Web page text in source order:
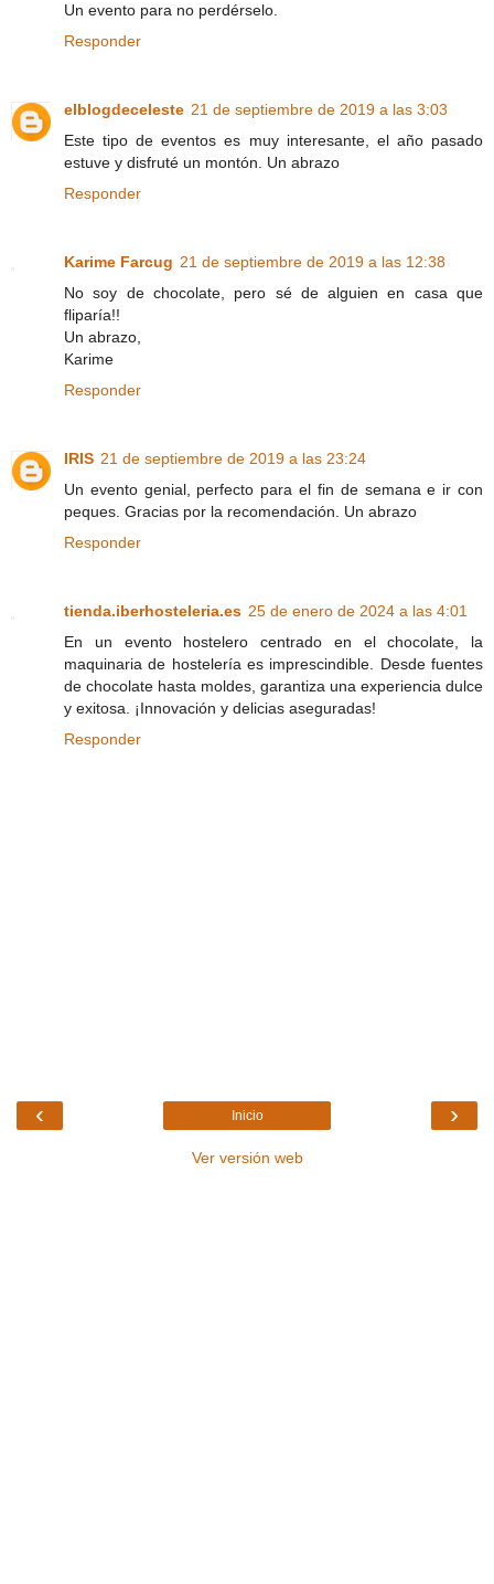
Un evento para no perdérselo.
Responder
elblogdeceleste 21 de septiembre de 2019 a las 3:03
Este tipo de eventos es muy interesante, el año pasado
estuve y disfruté un montón. Un abrazo
Responder
Karime Farcug 21 de septiembre de 2019 a las 12:38
No soy de chocolate, pero sé de alguien en casa que
fliparía!!
Un abrazo,
Karime
Responder
IRIS 21 de septiembre de 2019 a las 23:24
Un evento genial, perfecto para el fin de semana e ir con
peques. Gracias por la recomendación. Un abrazo
Responder
tienda.iberhosteleria.es 25 de enero de 2024 a las 4:01
En un evento hostelero centrado en el chocolate, la
maquinaria de hostelería es imprescindible. Desde fuentes
de chocolate hasta moldes, garantiza una experiencia dulce
y exitosa. ¡Innovación y delicias aseguradas!
Responder
‹ ›
Inicio
Ver versión web